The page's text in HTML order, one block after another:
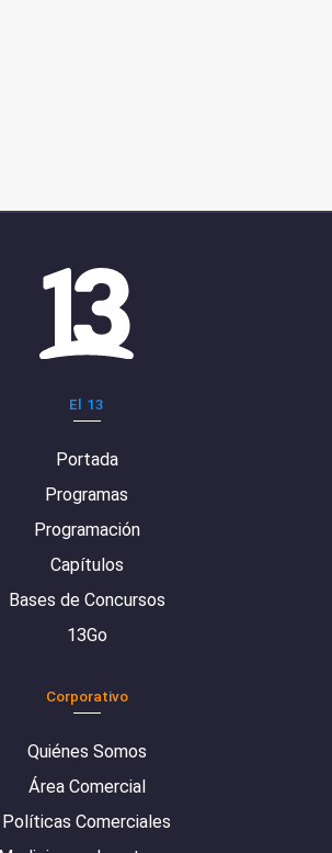
El 13
Portada
Programas
Programación
Capítulos
Bases de Concursos
13Go
Corporativo
Quiénes Somos
Área Comercial
Políticas Comerciales